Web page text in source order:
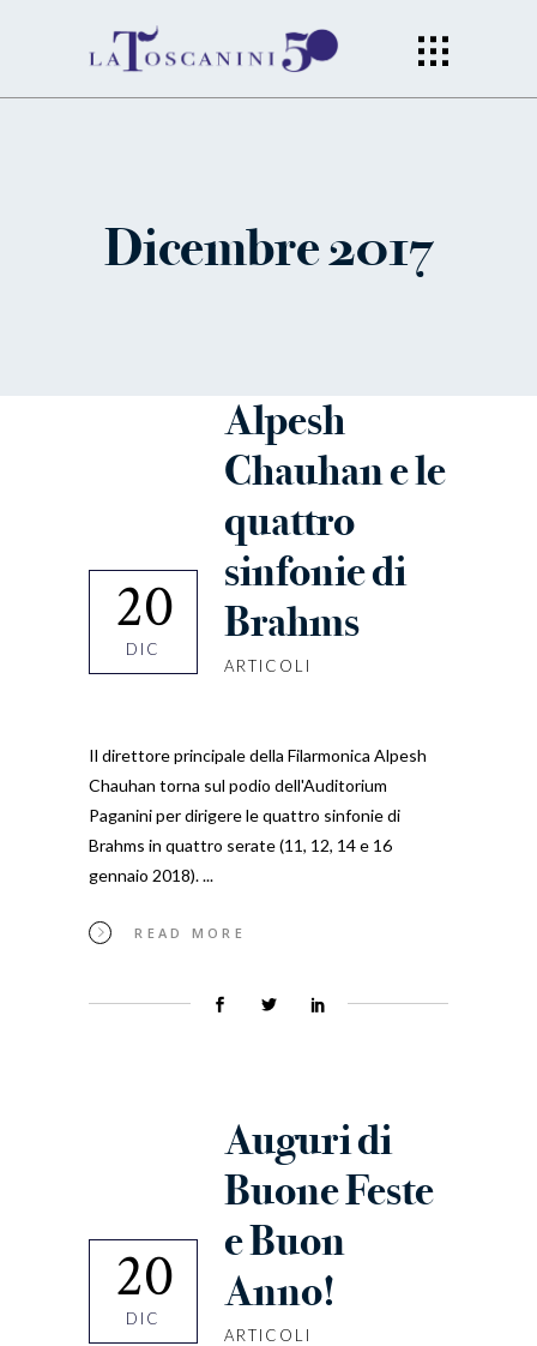
Dicembre 2017
20
DIC
Alpesh
Chauhan e le
quattro
sinfonie di
Brahms
ARTICOLI
Il direttore principale della Filarmonica Alpesh
Chauhan torna sul podio dell'Auditorium
Paganini per dirigere le quattro sinfonie di
Brahms in quattro serate (11, 12, 14 e 16
gennaio 2018).
READ MORE
20
DIC
Auguri di
Buone Feste
e Buon
Anno!
ARTICOLI